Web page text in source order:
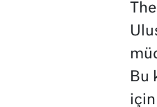
Bu
için